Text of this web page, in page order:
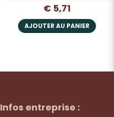
€ 5,71
AJOUTER AU PANIER
Infos entreprise :